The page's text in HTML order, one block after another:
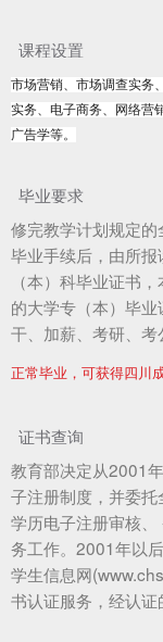
课程设置
市场营销、市场调查实务
实务、电子商务、网络营
广告学等。
毕业要求
修完教学计划规定
毕业手续后，由所
（本）科毕业证书
的大学专（本）毕
干、加薪、考研、考
正常毕业，可获得四川
证书查询
教育部决定从2001
子注册制度，并委
学历电子注册审核
务工作。2001年以
学生信息网
书认证服务，经认证